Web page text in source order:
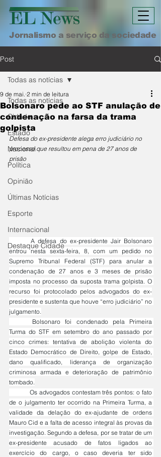
Jornalismo a serviço da sociedade
Post
Todas as notícias
Cidade
Estado
Nacional
Política
Opinião
Últimas Notícias
Esporte
Internacional
Destaque Cidade
Todas as notícias
Bolsonaro pede ao STF anulação de
condenação na farsa da trama
golpista
9 de mai. 2 min de leitura
Defesa do ex-presidente alega erro judiciário no
processo que resultou em pena de 27 anos de
prisão
	A defesa do ex-presidente Jair Bolsonaro
entrou nesta sexta-feira, 8, com um pedido no
Supremo Tribunal Federal (STF) para anular a
condenação de 27 anos e 3 meses de prisão
imposta no processo da suposta trama golpista. O
recurso foi protocolado pelos advogados do ex-
presidente e sustenta que houve “erro judiciário” no
julgamento.
Turma do STF em setembro do ano passado por
cinco crimes: tentativa de abolição violenta do
Estado Democrático de Direito, golpe de Estado,
dano qualificado, liderança de organização
criminosa armada e deterioração de patrimônio
tombado.
de o julgamento ter ocorrido na Primeira Turma, a
validade da delação do ex-ajudante de ordens
Mauro Cid e a falta de acesso integral às provas da
investigação. Segundo a defesa, por se tratar de um
ex-presidente acusado de fatos ligados ao
exercício do cargo, o caso deveria ter sido